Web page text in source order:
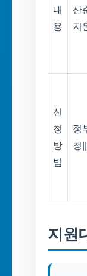
내
용
산
지
신
청
방
법
정
청
지원